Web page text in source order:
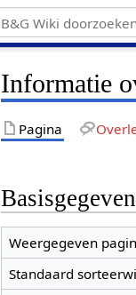
Informatie
Pagina
Weergegeven
Standaard